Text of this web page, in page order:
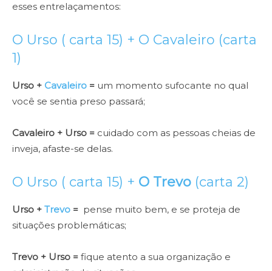
esses entrelaçamentos:
O Urso ( carta 15) + O Cavaleiro (carta
1)
Urso + Cavaleiro = um momento sufocante no qual
você se sentia preso passará;
Cavaleiro + Urso = cuidado com as pessoas cheias de
inveja, afaste-se delas.
O Urso ( carta 15) + O Trevo (carta 2)
Urso + Trevo = pense muito bem, e se proteja de
situações problemáticas;
Trevo + Urso = fique atento a sua organização e